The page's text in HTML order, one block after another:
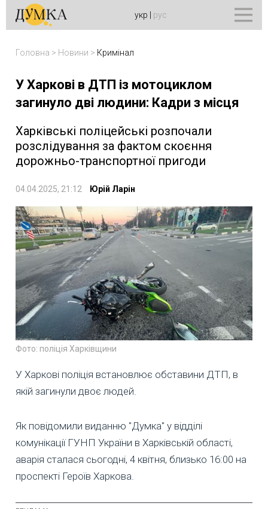
укр рус
Головна > Новини > Кримінал
У Харкові в ДТП із мотоциклом
загинуло дві людини: Кадри з місця
Харківські поліцейські розпочали
розслідування за фактом скоєння
дорожньо-транспортної пригоди
04.04.2025, 21:12 Юрій Ларін
Фото: поліція Харківщини
У Харкові поліція встановлює обставини ДТП, в
якій загинули двоє людей.
Як повідомили виданню "Думка" у відділі
комунікації ГУНП України в Харківській області,
аварія сталася сьогодні, 4 квітня, близько 16:00 на
проспекті Героїв Харкова.